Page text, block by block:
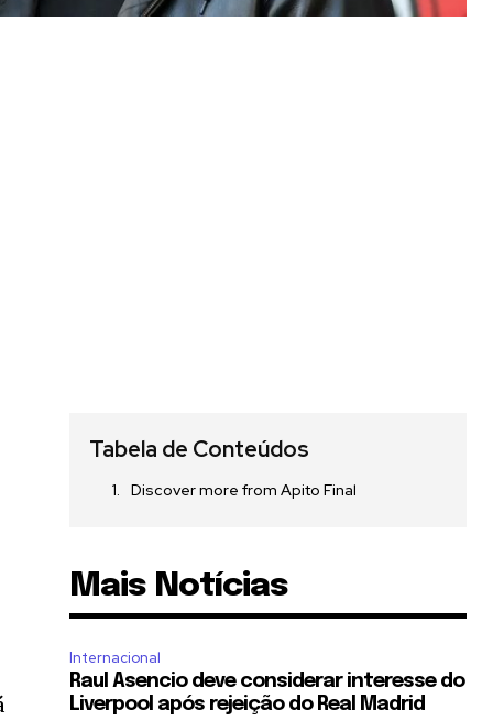
Tabela de Conteúdos
Discover more from Apito Final
Mais Notícias
Internacional
Raul Asencio deve considerar interesse do
Liverpool após rejeição do Real Madrid